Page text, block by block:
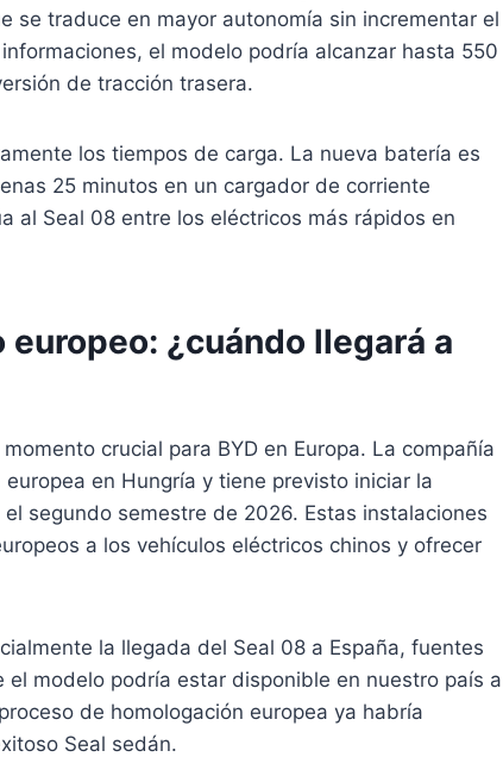
se traduce en mayor autonomía sin incrementar el
el modelo podría alcanzar hasta 550
de tracción trasera.
los tiempos de carga. La nueva batería es
25 minutos en un cargador de corriente
al Seal 08 entre los eléctricos más rápidos en
¿cuándo llegará a
crucial para BYD en Europa. La compañía
en Hungría y tiene previsto iniciar la
segundo semestre de 2026. Estas instalaciones
a los vehículos eléctricos chinos y ofrecer
la llegada del Seal 08 a España, fuentes
el modelo podría estar disponible en nuestro país a
de homologación europea ya habría
Seal sedán.